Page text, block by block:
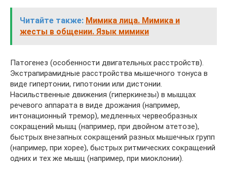
Читайте также: Мимика лица. Мимика и
жесты в общении. Язык мимики
Патогенез (особенности двигательных расстройств).
Экстрапирамидные расстройства мышечного тонуса в
виде гипертонии, гипотонии или дистонии.
Насильственные движения (гиперкинезы) в мышцах
речевого аппарата в виде дрожания (например,
интонационный тремор), медленных червеобразных
сокращений мышц (например, при двойном атетозе),
быстрых внезапных сокращений разных мышечных групп
(например, при хорее), быстрых ритмических сокращений
одних и тех же мышц (например, при миоклонии).